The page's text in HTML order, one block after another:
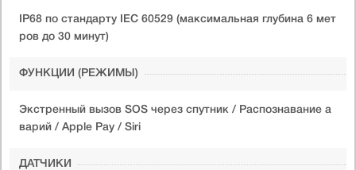
IP68 по стандарту IEC 60529 (максимальная глубина 6 мет
ров до 30 минут)
ФУНКЦИИ (РЕЖИМЫ)
Экстренный вызов SOS через спутник / Распознавание а
варий / Apple Pay / Siri
ДАТЧИКИ